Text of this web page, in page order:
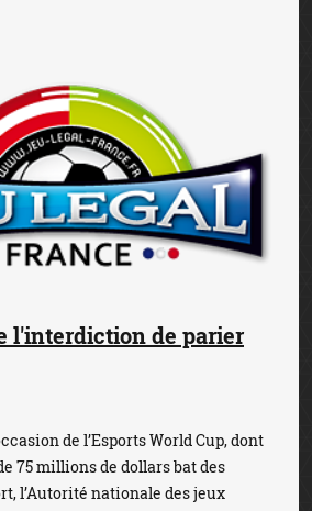
l'interdiction de parier
de l’Esports World Cup, dont
75 millions de dollars bat des
l’Autorité nationale des jeux